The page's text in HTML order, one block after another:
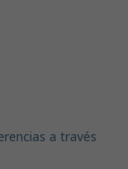
a través